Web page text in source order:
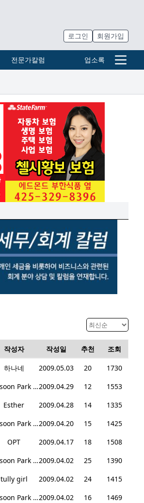
로그인 회원가입
전문가칼럼 업소록
작성자 작성일 추천 조회
하나네 2009.05.03 20
1730
Jaesoon Park CPA2009.04.29 12
1553
Esther 2009.04.28 14
1335
Jaesoon Park CPA2009.04.20 15
1425
OPT 2009.04.17 18
1508
Jaesoon Park CPA2009.04.02 25
1390
tully girl 2009.04.02 24
1415
Jaesoon Park CPA2009.04.02 16
1469